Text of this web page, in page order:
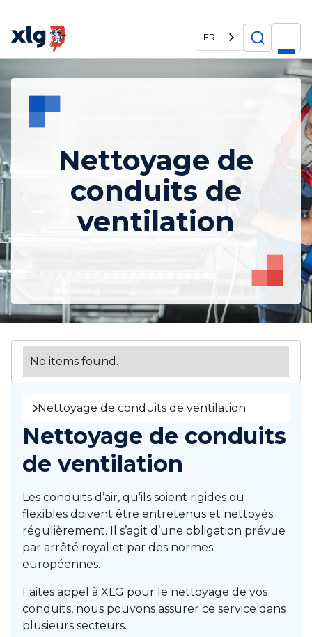
FR
Nettoyage de
conduits de
ventilation
No items found.
Nettoyage de conduits de ventilation
Nettoyage de conduits
de ventilation
Les conduits d’air, qu’ils soient rigides ou
flexibles doivent être entretenus et nettoyés
régulièrement. Il s’agit d’une obligation prévue
par arrêté royal et par des normes
européennes.
Faites appel à XLG pour le nettoyage de vos
conduits, nous pouvons assurer ce service dans
plusieurs secteurs.